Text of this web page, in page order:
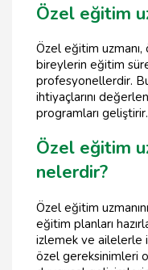
Özel eğitim
Özel eğitim
bireylerin eğitim
profesyonellerdir.
ihtiyaçlarını
programları geliştirir.
Özel eğitim
nelerdir?
Özel eğitim
eğitim planları
izlemek ve ailelerle
özel gereksinimleri